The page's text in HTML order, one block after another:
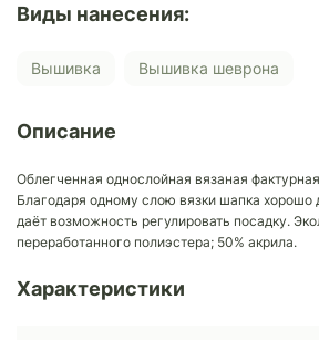
Виды нанесения:
Вышивка Вышивка шеврона
Описание
Облегченная однослойная вязаная
Благодаря одному слою вязки шапка хорошо
даёт возможность регулировать посадку.
переработанного полиэстера; 50% акрила.
Характеристики